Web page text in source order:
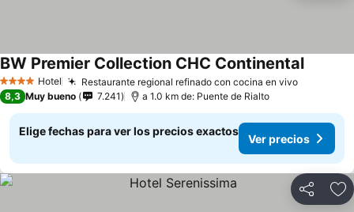
4 EstrellasHotel Restaurante regional refinado con cocina en vivo
BW Premier Collection CHC Continental
8,3 Muy bueno 7.241 a 1.0 km de: Puente de Rialto
Elige fechas para ver los precios exactos
Ver precios
Compartir